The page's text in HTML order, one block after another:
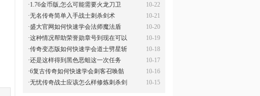
10-22
·1.76金币版,怎么可能需要火龙刀卫
10-21
·无名传奇简单入手战士刺杀剑术
10-20
·盛大官网如何快速学会法师魔法盾
10-19
·这种情况帮助荣誉勋章号到现在可以
10-18
·传奇变态版如何快速学会道士劈星斩
10-17
·还是这样得到黑色恶蛆这一次任务
10-16
·6复古传奇如何快速学会刺客召唤骷
10-15
·无忧传奇战士应该怎么样修炼刺杀剑